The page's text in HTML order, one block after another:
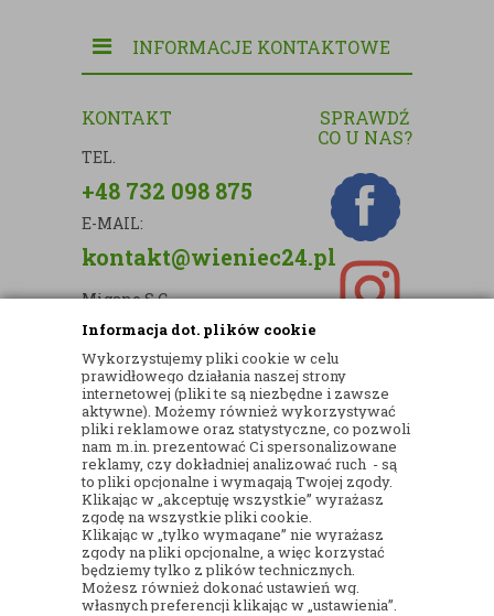
Informacja dot. plików cookie
Wykorzystujemy pliki cookie w celu
prawidłowego działania naszej strony
internetowej (pliki te są niezbędne i zawsze
aktywne). Możemy również wykorzystywać
pliki reklamowe oraz statystyczne, co pozwoli
nam m.in. prezentować Ci spersonalizowane
reklamy, czy dokładniej analizować ruch - są
to pliki opcjonalne i wymagają Twojej zgody.
Klikając w „akceptuję wszystkie” wyrażasz
zgodę na wszystkie pliki cookie.
Klikając w „tylko wymagane” nie wyrażasz
zgody na pliki opcjonalne, a więc korzystać
będziemy tylko z plików technicznych.
Możesz również dokonać ustawień wg.
własnych preferencji klikając w „ustawienia”.
INFORMACJE KONTAKTOWE
KONTAKT
TEL.
+48 732 098 875
E-MAIL:
kontakt@wieniec24.pl
Migano S.C.
ul. Kartograficzna 88c/m33
03-290 Warszawa
NIP: 5242813637
REGON: 365874905
Nr konta (mBank):
36 1140 2004 0000 3902 8144 2737
SPRAWDŹ
CO U NAS?